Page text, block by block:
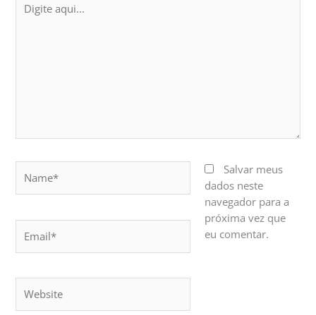
aqui...
Salvar meus
dados neste
navegador para a
próxima vez que
eu comentar.